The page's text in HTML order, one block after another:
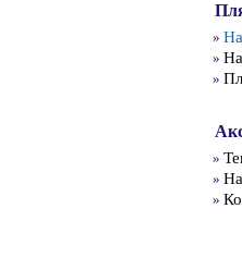
»
»
»
»
»
»